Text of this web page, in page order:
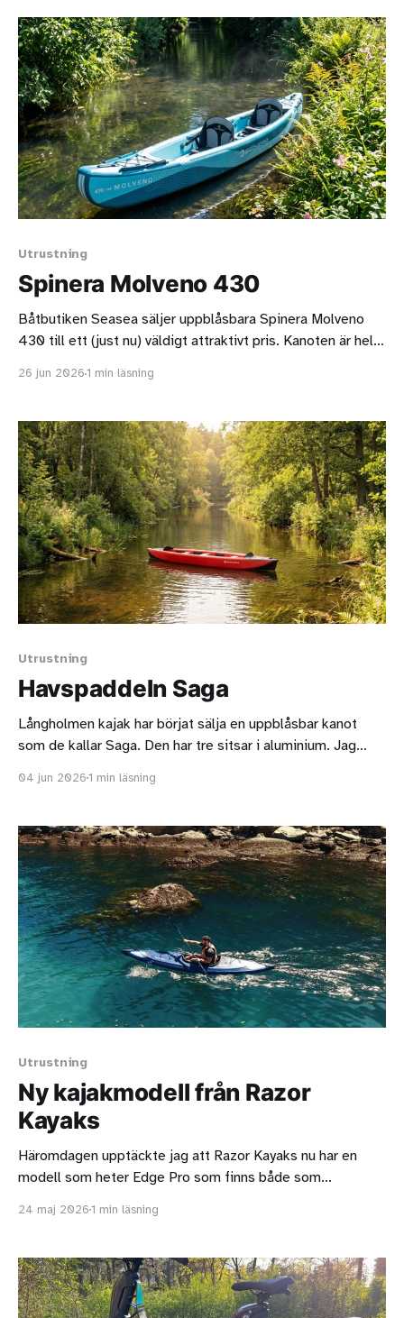
Utrustning
Spinera Molveno 430
Båtbutiken Seasea säljer uppblåsbara Spinera Molveno
430 till ett (just nu) väldigt attraktivt pris. Kanoten är helt i
den här modellen ganska unik. Det går alltså att ha
Molveno 430 har
26 jun 20261 min läsning
Utrustning
Havspaddeln Saga
Långholmen kajak har börjat sälja en uppblåsbar kanot
som de kallar Saga. Den har tre sitsar i aluminium. Jag
dessutom vill ha med sig packning. Det går inte att se hur
04 jun 20261 min läsning
Utrustning
Ny kajakmodell från Razor
Kayaks
Häromdagen upptäckte jag att Razor Kayaks nu har en
modell som heter Edge Pro som finns både som
spännande med en uppblåsbar kajak i dropstitch-material
också det men i övrigt är
24 maj 20261 min läsning